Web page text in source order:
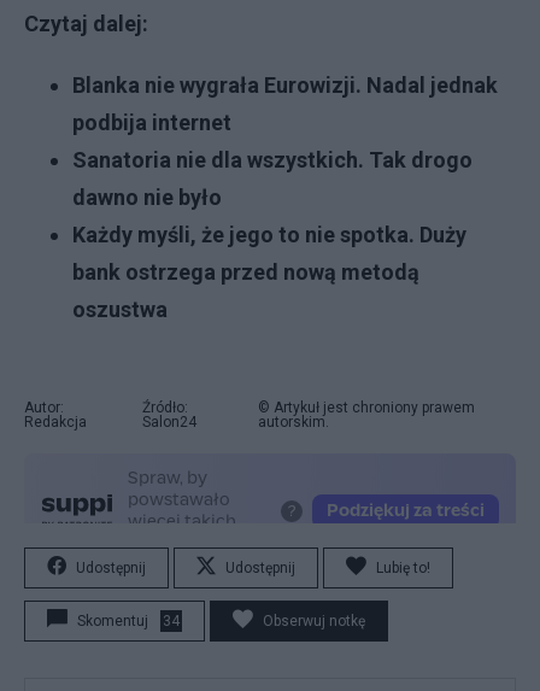
Czytaj dalej:
Blanka nie wygrała Eurowizji. Nadal jednak
podbija internet
Sanatoria nie dla wszystkich. Tak drogo
dawno nie było
Każdy myśli, że jego to nie spotka. Duży
bank ostrzega przed nową metodą
oszustwa
Autor:
Redakcja
Źródło:
Salon24
© Artykuł jest chroniony prawem
autorskim.
Udostępnij Udostępnij Lubię to!
Skomentuj 34 Obserwuj notkę